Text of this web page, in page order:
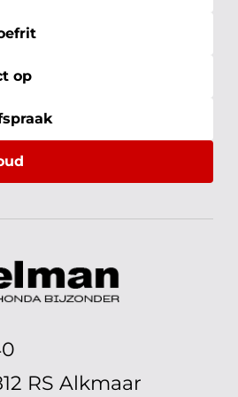
op
RS Alkmaar